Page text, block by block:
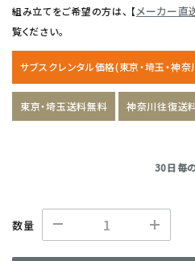
組み立てをご希望の方は、 【メーカー直
覧ください。
サブスクレンタル価格(東京・埼玉・神奈
東京・埼玉送料無料 神奈川往復送
30日毎
数量